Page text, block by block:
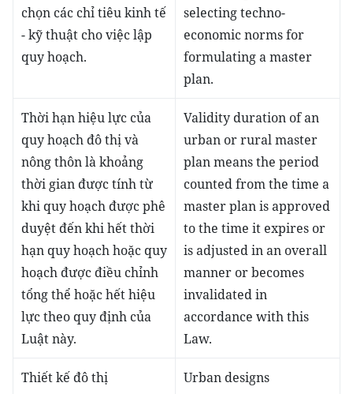
chọn các chỉ tiêu kinh tế
- kỹ thuật cho việc lập
quy hoạch.
selecting techno-
economic norms for
formulating a master
plan.
Thời hạn hiệu lực của
quy hoạch đô thị và
nông thôn là khoảng
thời gian được tính từ
khi quy hoạch được phê
duyệt đến khi hết thời
hạn quy hoạch hoặc quy
hoạch được điều chỉnh
tổng thể hoặc hết hiệu
lực theo quy định của
Luật này.
Validity duration of an
urban or rural master
plan means the period
counted from the time a
master plan is approved
to the time it expires or
is adjusted in an overall
manner or becomes
invalidated in
accordance with this
Law.
Thiết kế đô thị Urban designs